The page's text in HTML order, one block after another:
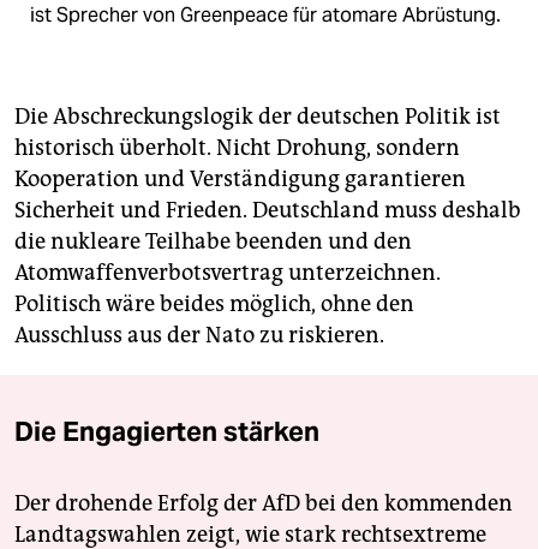
ist Sprecher von Greenpeace für atomare Abrüstung.
Die Abschreckungslogik der deutschen Politik ist
historisch überholt. Nicht Drohung, sondern
Kooperation und Verständigung garantieren
Sicherheit und Frieden. Deutschland muss deshalb
die nukleare Teilhabe beenden und den
Atomwaffenverbotsvertrag unterzeichnen.
Politisch wäre beides möglich, ohne den
Ausschluss aus der Nato zu riskieren.
Die Engagierten stärken
Der drohende Erfolg der AfD bei den kommenden
Landtagswahlen zeigt, wie stark rechtsextreme